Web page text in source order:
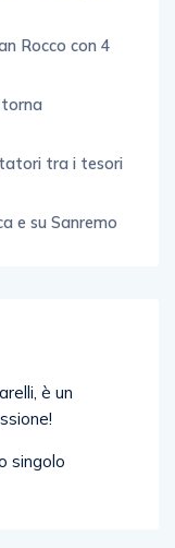
Rocco con 4
torna
tra i tesori
e su Sanremo
è un
singolo